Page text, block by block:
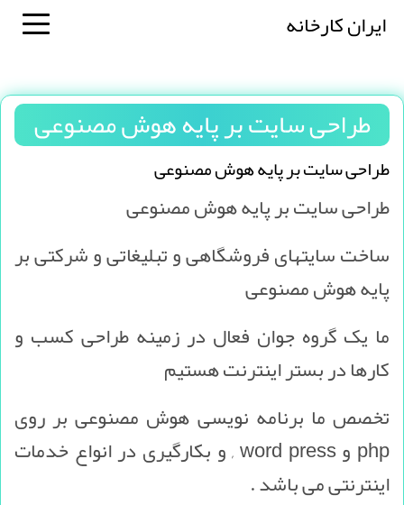
ایران کارخانه
طراحی سایت بر پایه هوش مصنوعی
طراحی سایت بر پایه هوش مصنوعی
طراحی سایت بر پایه هوش مصنوعی
ساخت سایتهای فروشگاهی و تبلیغاتی و شرکتی بر
پایه هوش مصنوعی
ما یک گروه جوان فعال در زمینه طراحی کسب و
کارها در بستر اینترنت هستیم
تخصص ما برنامه نویسی هوش مصنوعی بر روی
php و word press , و بکارگیری در انواع خدمات
اینترنتی می باشد .